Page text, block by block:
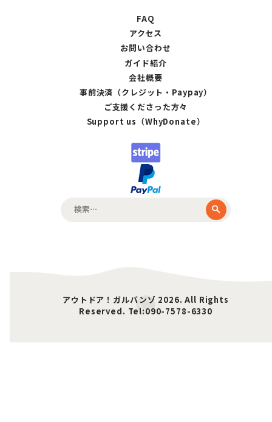
FAQ
アクセス
お問い合わせ
ガイド紹介
会社概要
事前決済（クレジット・Paypay）
ご支援くださった方々
Support us（WhyDonate）
アウトドア！ガルバンゾ 2026. All Rights
Reserved. Tel:090-7578-6330